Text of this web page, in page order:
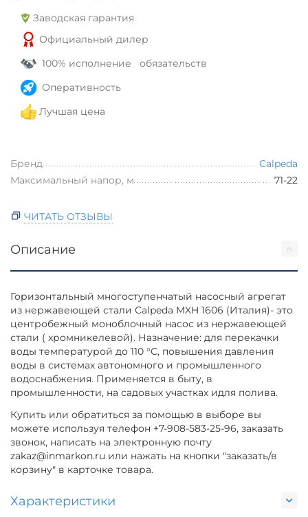
Заводская гарантия
Официальный дилер
100% исполнение обязательств
Оперативность
Лучшая цена
Бренд
Calpeda
Максимальный напор, м
71-22
ЧИТАТЬ ОТЗЫВЫ
Описание
Горизонтальный многоступенчатый насосный агрегат
из нержавеющей стали Calpeda MXH 1606 (Италия)- это
центробежный моноблочный насос из нержавеющей
стали ( хромникелевой). Назначение: для перекачки
воды температурой до 110 °С, повышения давления
воды в системах автономного и промышленного
водоснабжения. Применяется в быту, в
промышленности, на садовых участках идля полива.
Купить или обратиться за помощью в выборе вы
можете используя телефон +7-908-583-25-96, заказать
звонок, написать на электронную почту
zakaz@inmarkon.ru или нажать на кнопки "заказать/в
корзину" в карточке товара.
Характеристики